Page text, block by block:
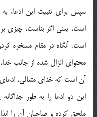
سپس براي تثبيت اين ادعا،
است، يعني اگر بناست،
است. آنگاه در مقام مسخره
محتواي انزال شده از جانب
آن است که خداي متعالي،
اين دو ادعا را به طور
ملحق کرده و صاحبان آن را